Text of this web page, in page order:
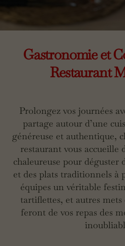
Gastronomie et
Restaurant
Prolongez vos journées
partage autour d’une
généreuse et authentique,
restaurant vous accueille
chaleureuse pour déguster
et des plats traditionnels à
équipes un véritable
tartiflettes, et autres
feront de vos repas des